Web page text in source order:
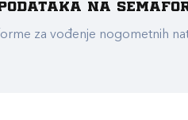
na
za vođenje nogometnih